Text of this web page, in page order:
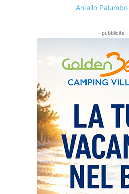
Aniello Palumbo
- pubblicità -